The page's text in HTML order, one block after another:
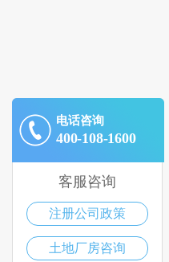
电话咨询
400-108-1600
客服咨询
注册公司政策
土地厂房咨询